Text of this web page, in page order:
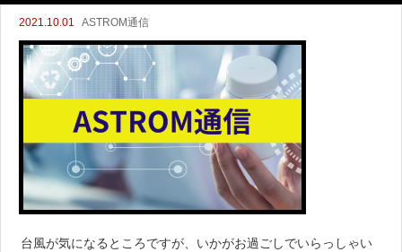
2021.10.01 ASTROM通信
台風が気になるところですが、いかがお過ごしでいらっしゃい